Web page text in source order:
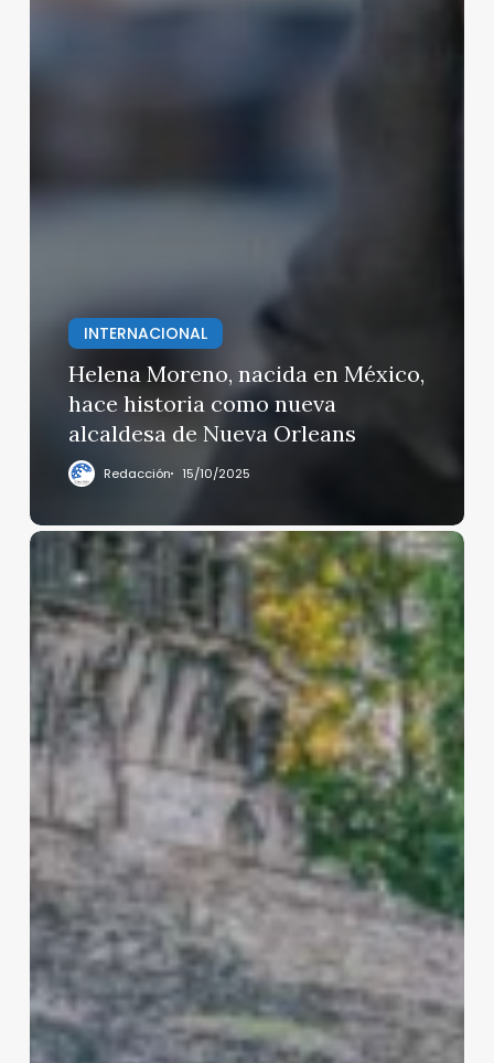
INTERNACIONAL
Helena Moreno, nacida en México,
hace historia como nueva
alcaldesa de Nueva Orleans
Redacción 15/10/2025
“México,
de
campeones”